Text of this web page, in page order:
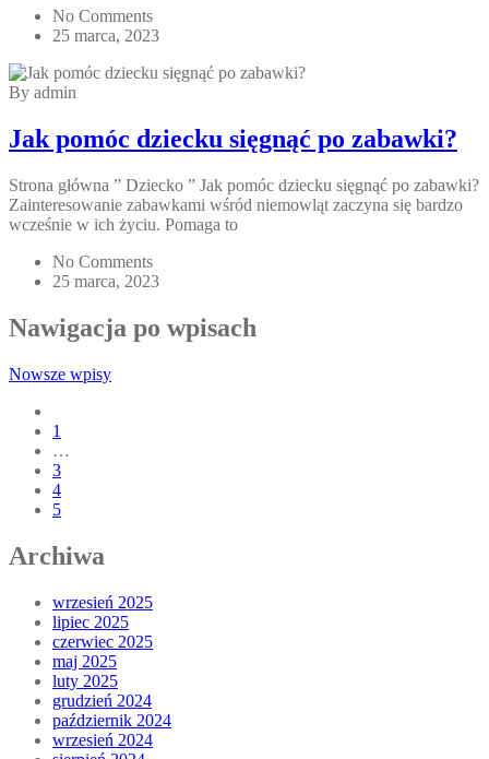
No Comments
25 marca, 2023
By admin
Jak pomóc dziecku sięgnąć po zabawki?
Strona główna ” Dziecko ” Jak pomóc dziecku sięgnąć po zabawki?
Zainteresowanie zabawkami wśród niemowląt zaczyna się bardzo
wcześnie w ich życiu. Pomaga to
No Comments
25 marca, 2023
Nawigacja po wpisach
Nowsze wpisy
1
…
3
4
5
Archiwa
wrzesień 2025
lipiec 2025
czerwiec 2025
maj 2025
luty 2025
grudzień 2024
październik 2024
wrzesień 2024